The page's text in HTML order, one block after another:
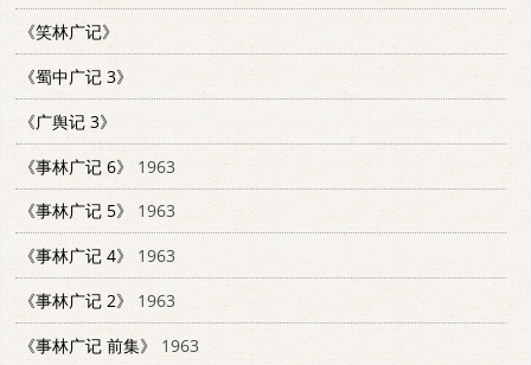
《笑林广记》
《蜀中广记 3》
《广舆记 3》
《事林广记 6》
1963
《事林广记 5》
1963
《事林广记 4》
1963
《事林广记 2》
1963
《事林广记 前集》
1963